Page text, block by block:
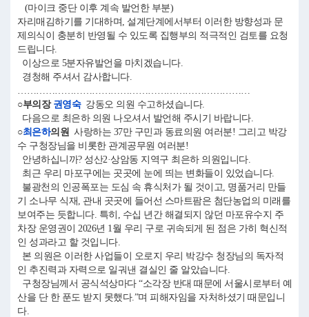
(마이크 중단 이후 계속 발언한 부분)
자리매김하기를 기대하며, 설계단계에서부터 이러한 방향성과 문
제의식이 충분히 반영될 수 있도록 집행부의 적극적인 검토를 요청
드립니다.
이상으로 5분자유발언을 마치겠습니다.
경청해 주셔서 감사합니다.
…………………………………………………………………
○부의장 권영숙강동오 의원 수고하셨습니다.
다음으로 최은하 의원 나오셔서 발언해 주시기 바랍니다.
○최은하의원 사랑하는 37만 구민과 동료의원 여러분! 그리고 박강
수 구청장님을 비롯한 관계공무원 여러분!
안녕하십니까? 성산2·상암동 지역구 최은하 의원입니다.
최근 우리 마포구에는 곳곳에 눈에 띄는 변화들이 있었습니다.
불광천의 인공폭포는 도심 속 휴식처가 될 것이고, 명품거리 만들
기 소나무 식재, 관내 곳곳에 들어선 스마트팜은 첨단농업의 미래를
보여주는 듯합니다. 특히, 수십 년간 해결되지 않던 마포유수지 주
차장 운영권이 2026년 1월 우리 구로 귀속되게 된 점은 가히 혁신적
인 성과라고 할 것입니다.
본 의원은 이러한 사업들이 오로지 우리 박강수 청장님의 독자적
인 추진력과 자력으로 일궈낸 결실인 줄 알았습니다.
구청장님께서 공식석상마다 “소각장 반대 때문에 서울시로부터 예
산을 단 한 푼도 받지 못했다.”며 피해자임을 자처하셨기 때문입니
다.